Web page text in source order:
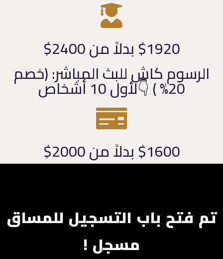
$1920 بدلاً من 2400$
الرسوم كاش للبث المباشر: (خصم
20% ) 👇لأول 10 أشخاص
$1600 بدلاً من 2000$
تم فتح باب التسجيل للمساق
مسجل !